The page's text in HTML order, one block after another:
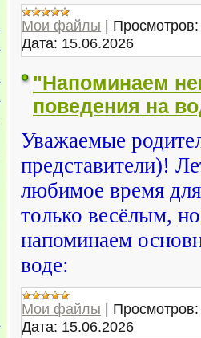
Мои файлы | Просмотров:
Дата: 15.06.2026
"Напоминаем
поведения на
Уважаемые
представители)!
любимое время
только весёлым,
напоминаем
воде:
Мои файлы | Просмотров:
Дата: 15.06.2026